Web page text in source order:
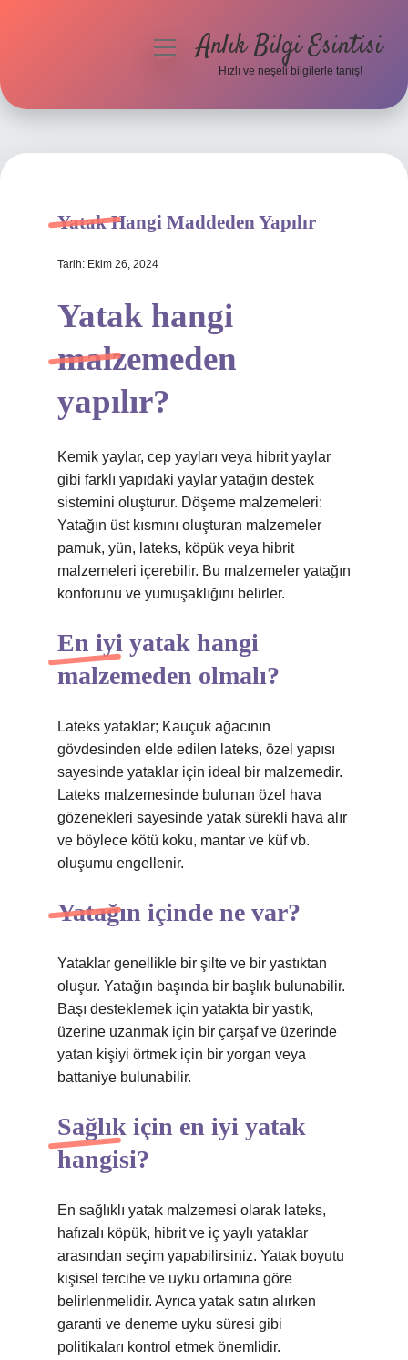
Hakkımızda
menüyüAnlık Bilgi Esintisi
Hızlı ve neşeli bilgilerle tanış!
Yatak Hangi Maddeden Yapılır
Tarih: Ekim 26, 2024
Yatak hangi
malzemeden
yapılır?
Kemik yaylar, cep yayları veya hibrit yaylar
gibi farklı yapıdaki yaylar yatağın destek
sistemini oluşturur. Döşeme malzemeleri:
Yatağın üst kısmını oluşturan malzemeler
pamuk, yün, lateks, köpük veya hibrit
malzemeleri içerebilir. Bu malzemeler yatağın
konforunu ve yumuşaklığını belirler.
En iyi yatak hangi
malzemeden olmalı?
Lateks yataklar; Kauçuk ağacının
gövdesinden elde edilen lateks, özel yapısı
sayesinde yataklar için ideal bir malzemedir.
Lateks malzemesinde bulunan özel hava
gözenekleri sayesinde yatak sürekli hava alır
ve böylece kötü koku, mantar ve küf vb.
oluşumu engellenir.
Yatağın içinde ne var?
Yataklar genellikle bir şilte ve bir yastıktan
oluşur. Yatağın başında bir başlık bulunabilir.
Başı desteklemek için yatakta bir yastık,
üzerine uzanmak için bir çarşaf ve üzerinde
yatan kişiyi örtmek için bir yorgan veya
battaniye bulunabilir.
Sağlık için en iyi yatak
hangisi?
En sağlıklı yatak malzemesi olarak lateks,
hafızalı köpük, hibrit ve iç yaylı yataklar
arasından seçim yapabilirsiniz. Yatak boyutu
kişisel tercihe ve uyku ortamına göre
belirlenmelidir. Ayrıca yatak satın alırken
garanti ve deneme uyku süresi gibi
politikaları kontrol etmek önemlidir.